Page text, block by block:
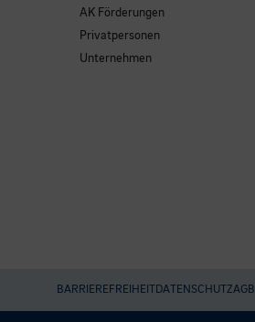
AK Förderungen
Privatpersonen
Unternehmen
BARRIEREFREIHEIT DATENSCHUTZAGB